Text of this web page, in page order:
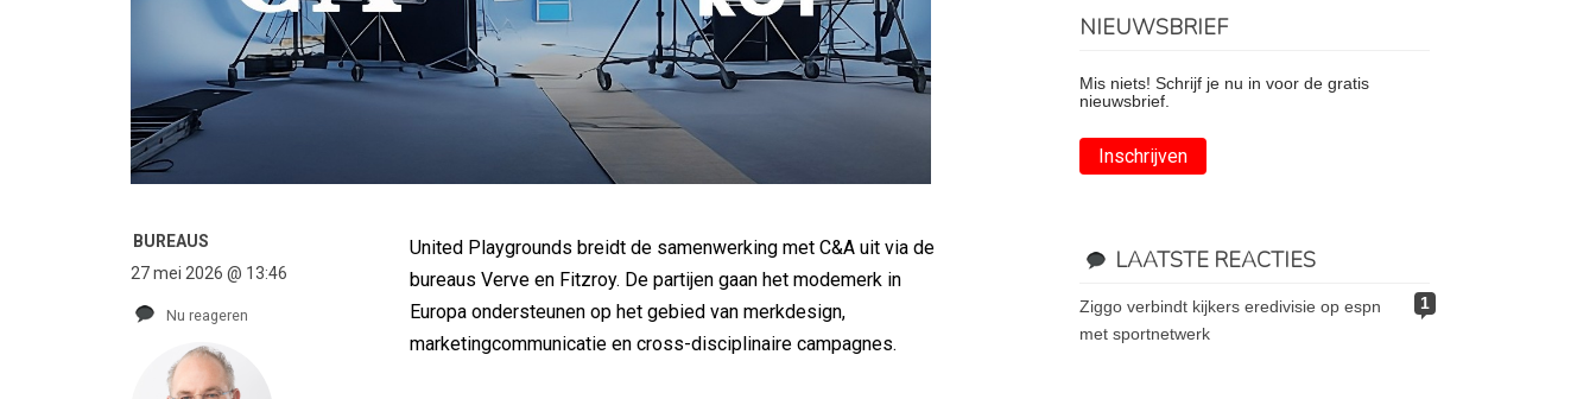
BUREAUS
27 mei 2026 @ 13:46
Nu reageren
United Playgrounds breidt de samenwerking met C&A uit via de
bureaus Verve en Fitzroy. De partijen gaan het modemerk in
Europa ondersteunen op het gebied van merkdesign,
marketingcommunicatie en cross-disciplinaire campagnes.
NIEUWSBRIEF
Mis niets! Schrijf je nu in voor de gratis
nieuwsbrief.
Inschrijven
LAATSTE REACTIES
1
ziggo verbindt kijkers eredivisie op espn
met sportnetwerk